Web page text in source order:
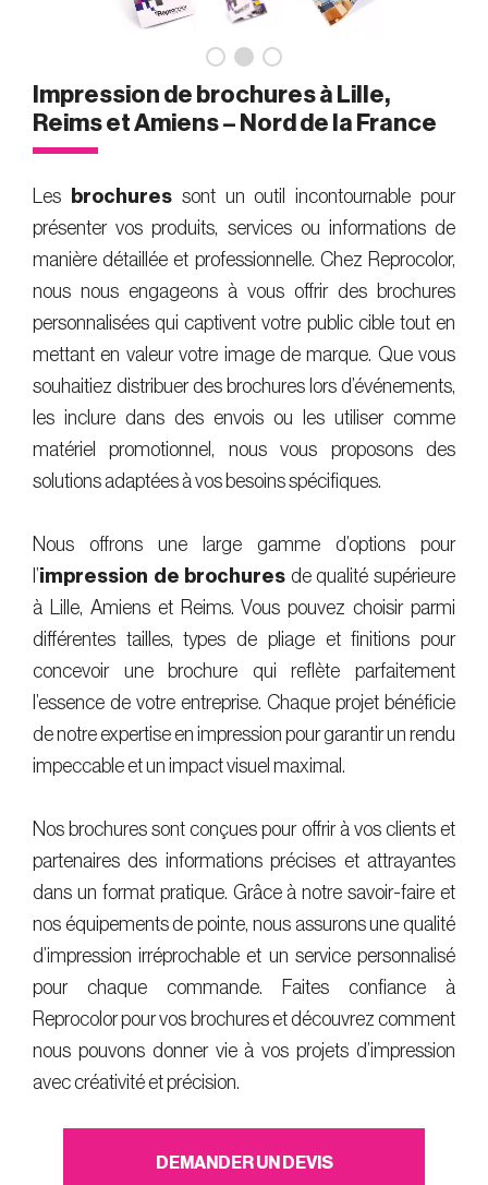
Impression de brochures à Lille,
Reims et Amiens – Nord de la France
Les brochuressont un outil incontournable pour
présenter vos produits, services ou informations de
manière détaillée et professionnelle. Chez Reprocolor,
nous nous engageons à vous offrir des brochures
personnalisées qui captivent votre public cible tout en
mettant en valeur votre image de marque. Que vous
souhaitiez distribuer des brochures lors d’événements,
les inclure dans des envois ou les utiliser comme
matériel promotionnel, nous vous proposons des
solutions adaptées à vos besoins spécifiques.
Nous offrons une large gamme d’options pour
l’impression de brochures de qualité supérieure
à Lille, Amiens et Reims. Vous pouvez choisir parmi
différentes tailles, types de pliage et finitions pour
concevoir une brochure qui reflète parfaitement
l’essence de votre entreprise. Chaque projet bénéficie
de notre expertise en impression pour garantir un rendu
impeccable et un impact visuel maximal.
Nos brochures sont conçues pour offrir à vos clients et
partenaires des informations précises et attrayantes
dans un format pratique. Grâce à notre savoir-faire et
nos équipements de pointe, nous assurons une qualité
d’impression irréprochable et un service personnalisé
pour chaque commande. Faites confiance à
Reprocolor pour vos brochures et découvrez comment
nous pouvons donner vie à vos projets d’impression
avec créativité et précision.
DEMANDER UN DEVIS